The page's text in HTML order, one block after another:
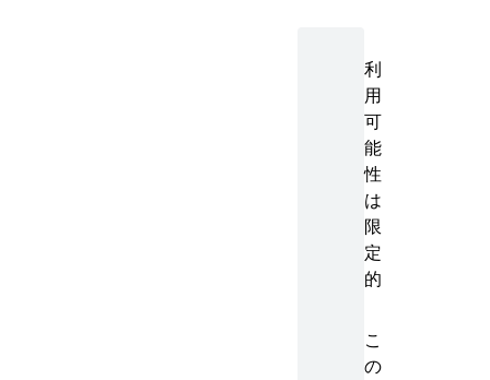
利
用
可
能
性
は
限
定
的
こ
の